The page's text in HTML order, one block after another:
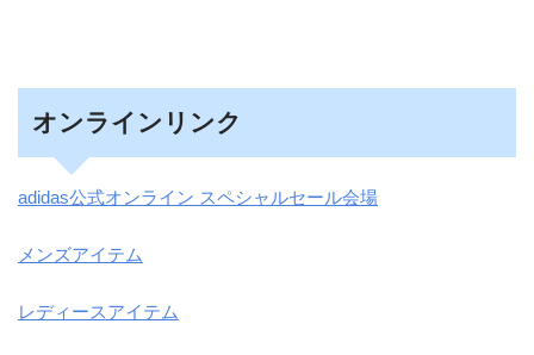
オンラインリンク
adidas公式オンライン スペシャルセール会場
メンズアイテム
レディースアイテム